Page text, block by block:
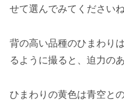
せて選んでみてくださいね
背の高い品種のひまわり
るように撮ると、迫力の
ひまわりの黄色は青空と